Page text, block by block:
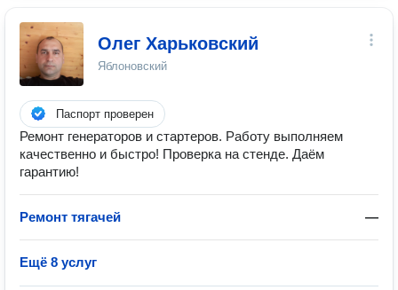
Олег Харьковский
Яблоновский
Паспорт проверен
Ремонт генераторов и стартеров. Работу выполняем
качественно и быстро! Проверка на стенде. Даём
гарантию!
Ремонт тягачей —
Ещё 8 услуг